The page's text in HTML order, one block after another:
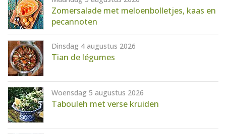
AANMELDEN
RECEPTEN
WEEKMENU'S
KOOKBOEKEN
Zomersalade met meloenbolletjes, kaas en
pecannoten
Dinsdag 4 augustus 2026
Tian de légumes
Woensdag 5 augustus 2026
Tabouleh met verse kruiden